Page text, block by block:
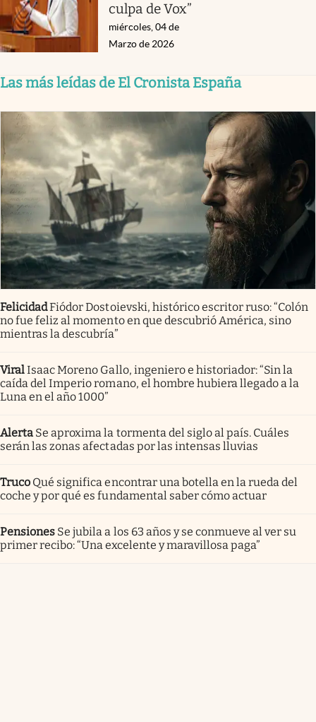
culpa de Vox”
miércoles, 04 de
Marzo de 2026
Las más leídas de El Cronista España
FelicidadFiódor Dostoievski, histórico escritor ruso: “Colón
no fue feliz al momento en que descubrió América, sino
mientras la descubría”
ViralIsaac Moreno Gallo, ingeniero e historiador: “Sin la
caída del Imperio romano, el hombre hubiera llegado a la
Luna en el año 1000”
Alerta Se aproxima la tormenta del siglo al país. Cuáles
serán las zonas afectadas por las intensas lluvias
Truco Qué significa encontrar una botella en la rueda del
coche y por qué es fundamental saber cómo actuar
Pensiones Se jubila a los 63 años y se conmueve al ver su
primer recibo: “Una excelente y maravillosa paga”